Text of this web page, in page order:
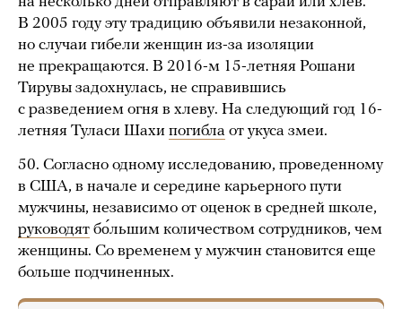
В 2005 году эту традицию объявили незаконной,
но случаи гибели женщин из-за изоляции
не прекращаются. В 2016-м 15-летняя Рошани
Тирувы задохнулась, не справившись
с разведением огня в хлеву. На следующий год 16-
летняя Туласи Шахи погибла от укуса змеи.
50. Согласно одному исследованию, проведенному
в США, в начале и середине карьерного пути
мужчины, независимо от оценок в средней школе,
руководят бо́льшим количеством сотрудников, чем
женщины. Со временем у мужчин становится еще
больше подчиненных.